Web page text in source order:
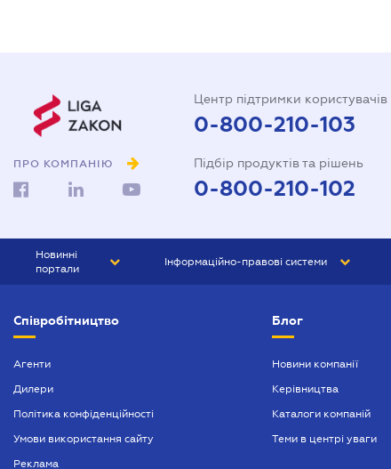
ПРО КОМПАНІЮ
Центр підтримки користувачів
0-800-210-103
Підбір продуктів та рішень
0-800-210-102
Новинні
портали
БІЗНЕС
Інформаційно-правові системи
БУХГАЛТЕР ПРОФ
Співробітництво
Агенти
Дилери
Політика конфіденційності
Умови використання сайту
Реклама
Блог
Новини компанії
Керівництва
Каталоги компаній
Теми в центрі уваги